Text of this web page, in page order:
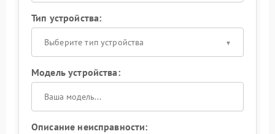
Тип устройства:
Выберите тип устройства
Модель устройства:
Описание неисправности: